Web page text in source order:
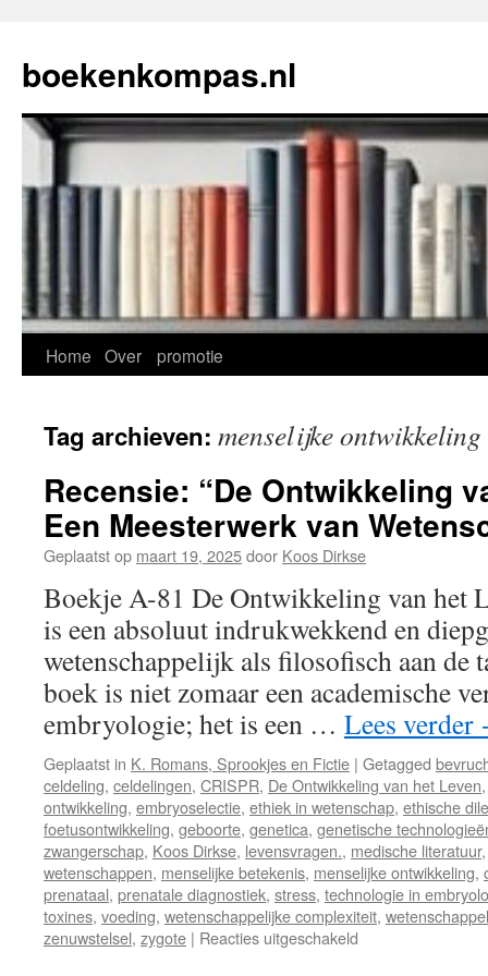
de
inhoud
boekenkompas.nl
Home Over promotie
Tag archieven: menselijke ontwikkeling
Recensie: “De Ontwikkeling
Een Meesterwerk van
Geplaatst op maart 19, 2025door Koos Dirkse
Boekje A-81 De Ontwikkeling van het
is een absoluut indrukwekkend en
wetenschappelijk als filosofisch aan de
boek is niet zomaar een academische
embryologie; het is een … Lees verder
Geplaatst in K. Romans, Sprookjes en Fictie | Getagged
celdeling, celdelingen, CRISPR, De Ontwikkeling van het Leven
ontwikkeling, embryoselectie, ethiek in wetenschap, ethische
foetusontwikkeling, geboorte, genetica, genetische
zwangerschap, Koos Dirkse, levensvragen., medische literatuur
wetenschappen, menselijke betekenis, menselijke ontwikkeling,
prenataal, prenatale diagnostiek, stress, technologie in
toxines, voeding, wetenschappelijke complexiteit,
zenuwstelsel, zygote | Reacties uitgeschakeld